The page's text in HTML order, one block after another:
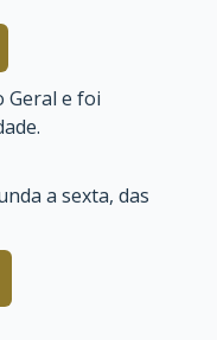
Geral e foi
a sexta, das